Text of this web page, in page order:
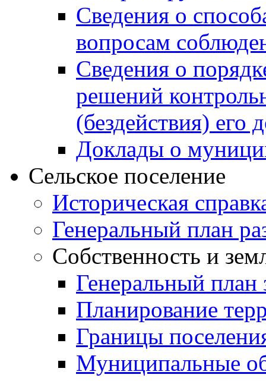
Сведения о
вопросам
Сведения о
решений
(бездействия)
Доклады о
Сельское поселение
Историческая
Генеральный план
Собственность и
Генеральный план
Планирование
Границы
Муниципальные